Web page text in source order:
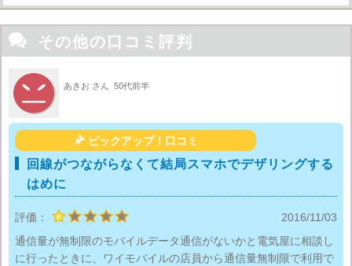
 その他の口コミ評判
あきお さん 50代前半
ピックアップ！口コミ
回線がつながらなくて結局スマホでデザリングする
はめに
評価：
2016/11/03
通信量が無制限のモバイルデータ通信がないかと電気屋に相談し
に行ったときに、ワイモバイルの店員から通信量無制限で利用で